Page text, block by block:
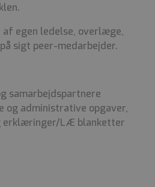
egen ledelse, overlæge,
sigt peer-medarbejder.
samarbejdspartnere
og administrative opgaver,
erklæringer/LÆ blanketter